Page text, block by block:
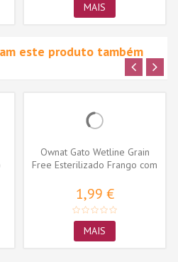
MAIS
este produto também
Ownat Gato Wetline Grain
Free Esterilizado Frango com
1,99 €
MAIS